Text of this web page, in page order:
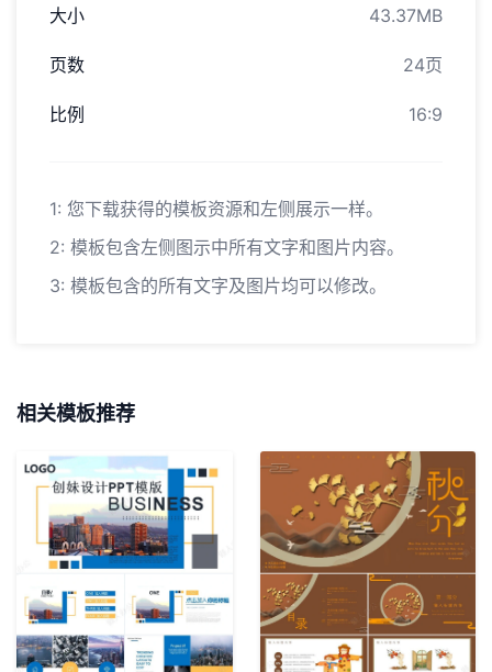
大小 43.37MB
页数 24页
比例 16:9
1: 您下载获得的模板资源和左侧展示一样。
2: 模板包含左侧图示中所有文字和图片内容。
3: 模板包含的所有文字及图片均可以修改。
相关模板推荐